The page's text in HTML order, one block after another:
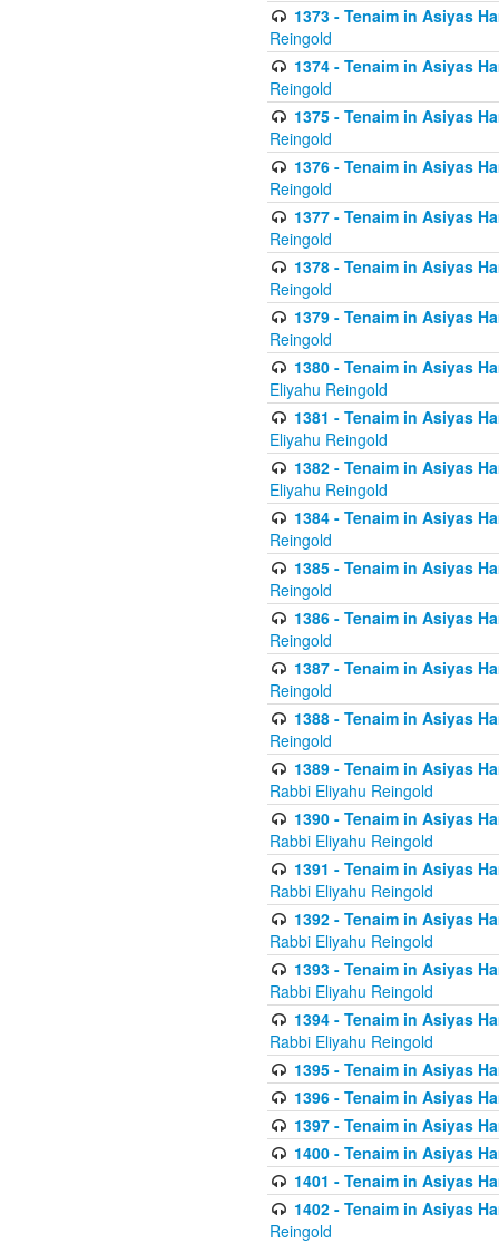
1373 - Tenaim in Asiyas
Reingold
1374 - Tenaim in Asiyas
Reingold
1375 - Tenaim in Asiyas
Reingold
1376 - Tenaim in Asiyas
Reingold
1377 - Tenaim in Asiyas
Reingold
1378 - Tenaim in Asiyas
Reingold
1379 - Tenaim in Asiyas
Reingold
1380 - Tenaim in Asiyas
Eliyahu Reingold
1381 - Tenaim in Asiyas
Eliyahu Reingold
1382 - Tenaim in Asiyas
Eliyahu Reingold
1384 - Tenaim in Asiyas
Reingold
1385 - Tenaim in Asiyas
Reingold
1386 - Tenaim in Asiyas
Reingold
1387 - Tenaim in Asiyas
Reingold
1388 - Tenaim in Asiyas
Reingold
1389 - Tenaim in Asiyas
Rabbi Eliyahu Reingold
1390 - Tenaim in Asiyas
Rabbi Eliyahu Reingold
1391 - Tenaim in Asiyas
Rabbi Eliyahu Reingold
1392 - Tenaim in Asiyas
Rabbi Eliyahu Reingold
1393 - Tenaim in Asiyas
Rabbi Eliyahu Reingold
1394 - Tenaim in Asiyas
Rabbi Eliyahu Reingold
1395 - Tenaim in Asiyas
1396 - Tenaim in Asiyas
1397 - Tenaim in Asiyas
1400 - Tenaim in Asiyas
1401 - Tenaim in Asiyas
1402 - Tenaim in Asiyas
Reingold